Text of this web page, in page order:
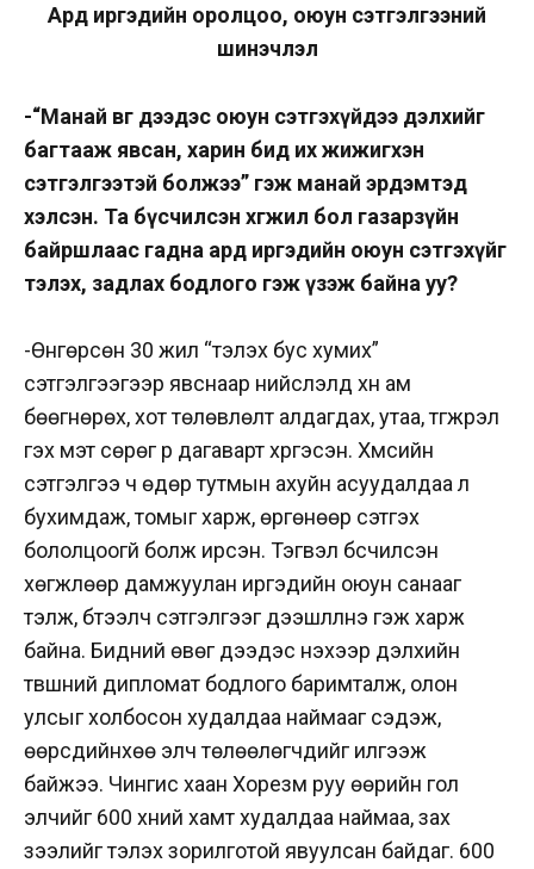
Ард иргэдийн оролцоо, оюун сэтгэлгээний
шинэчлэл
-“Манай өвөг дээдэс оюун сэтгэхүйдээ дэлхийг
багтааж явсан, харин бид их жижигхэн
сэтгэлгээтэй болжээ” гэж манай эрдэмтэд
хэлсэн. Та бүсчилсэн хөгжил бол газарзүйн
байршлаас гадна ард иргэдийн оюун сэтгэхүйг
тэлэх, задлах бодлого гэж үзэж байна уу?
-Өнгөрсөн 30 жил “тэлэх бус хумих”
сэтгэлгээгээр явснаар нийслэлд хүн ам
бөөгнөрөх, хот төлөвлөлт алдагдах, утаа, түгжрэл
гэх мэт сөрөг үр дагаварт хүргэсэн. Хүмүүсийн
сэтгэлгээ ч өдөр тутмын ахуйн асуудалдаа л
бухимдаж, томыг харж, өргөнөөр сэтгэх
бололцоогүй болж ирсэн. Тэгвэл бүсчилсэн
хөгжлөөр дамжуулан иргэдийн оюун санааг
тэлж, бүтээлч сэтгэлгээг дээшлүүлнэ гэж харж
байна. Бидний өвөг дээдэс үнэхээр дэлхийн
түвшний дипломат бодлого баримталж, олон
улсыг холбосон худалдаа наймааг сэдэж,
өөрсдийнхөө элч төлөөлөгчдийг илгээж
байжээ. Чингис хаан Хорезм руу өөрийн гол
элчийг 600 хүний хамт худалдаа наймаа, зах
зээлийг тэлэх зорилготой явуулсан байдаг. 600